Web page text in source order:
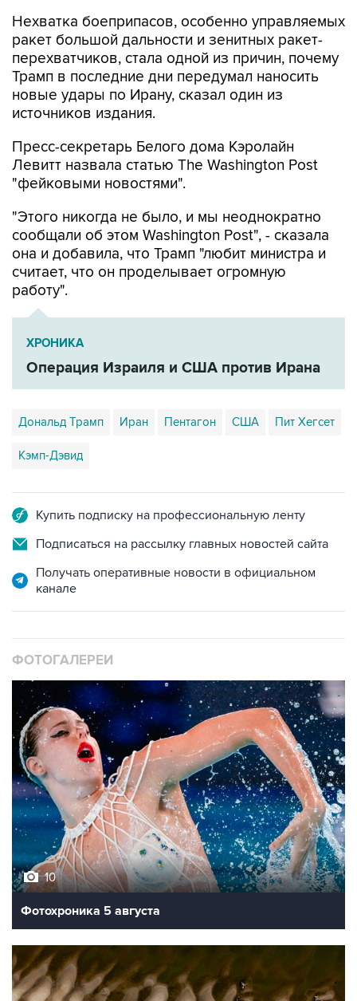
Нехватка боеприпасов, особенно управляемых
ракет большой дальности и зенитных ракет-
перехватчиков, стала одной из причин, почему
Трамп в последние дни передумал наносить
новые удары по Ирану, сказал один из
источников издания.
Пресс-секретарь Белого дома Кэролайн
Левитт назвала статью The Washington Post
"фейковыми новостями".
"Этого никогда не было, и мы неоднократно
сообщали об этом Washington Post", - сказала
она и добавила, что Трамп "любит министра и
считает, что он проделывает огромную
работу".
ХРОНИКА
Операция Израиля и США против Ирана
Дональд Трамп Иран Пентагон США Пит Хегсет
Кэмп-Дэвид
Купить подписку на профессиональную ленту
Подписаться на рассылку главных новостей сайта
Получать оперативные новости в официальном
канале
ФОТОГАЛЕРЕИ
10
Фотохроника 5 августа